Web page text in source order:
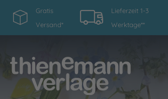
Gratis
Versand*
Lieferzeit 1-3
Werktage**